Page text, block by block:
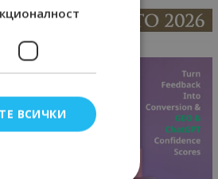
ВСИЧКИ